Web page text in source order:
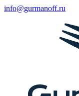
info@gurmanoff.ru